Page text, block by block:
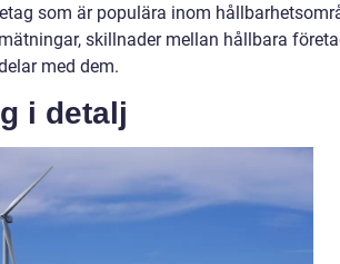
som är populära inom
skillnader mellan hållbara
med dem.
i detalj